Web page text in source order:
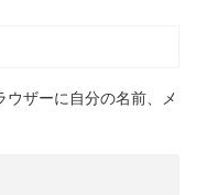
ウザーに自分の名前、メ